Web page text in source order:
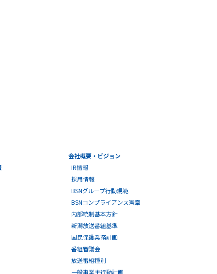
会社概要・ビジョン
IR情報
採用情報
BSNグループ行動規範
BSNコンプライアンス憲章
内部統制基本方針
新潟放送番組基準
国民保護業務計画
番組審議会
放送番組種別
一般事業主行動計画